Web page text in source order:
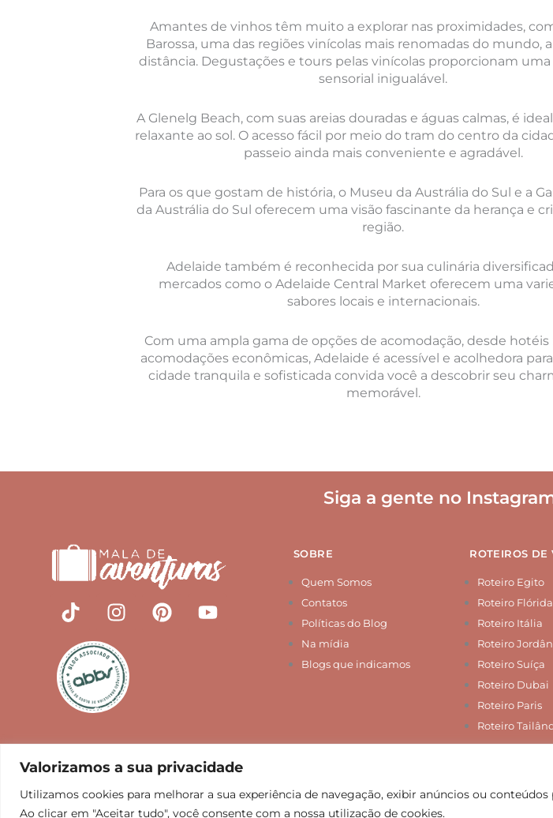
Valorizamos a sua privacidade
Utilizamos cookies para melhorar a sua experiência de navegação, exibir anúncios ou
Ao clicar em "Aceitar tudo", você consente com a nossa utilização de cookies.
Amantes de vinhos têm muito a explorar nas proximidades,
Barossa, uma das regiões vinícolas mais renomadas do mundo,
distância. Degustações e tours pelas vinícolas proporcionam
sensorial inigualável.
A Glenelg Beach, com suas areias douradas e águas calmas, é
relaxante ao sol. O acesso fácil por meio do tram do centro da
passeio ainda mais conveniente e agradável.
Para os que gostam de história, o Museu da Austrália do Sul e a
da Austrália do Sul oferecem uma visão fascinante da herança e
região.
Adelaide também é reconhecida por sua culinária
mercados como o Adelaide Central Market oferecem uma
sabores locais e internacionais.
Com uma ampla gama de opções de acomodação, desde
acomodações econômicas, Adelaide é acessível e acolhedora
cidade tranquila e sofisticada convida você a descobrir seu
memorável.
Siga a gente no
T
i
k
t
o
k
I
n
t
a
g
a
m
P
i
s
t
Y
o
SOBRE
Quem Somos
Contatos
Políticas do Blog
Na mídia
Blogs que indicamos
ROTEIROS DE
Roteiro Egito
Roteiro Flórida
Roteiro Itália
Roteiro
Roteiro Suíça
Roteiro Dubai
Roteiro Paris
Roteiro
Mala de Aventuras – por Gaia Vani e Nanda Hudson.